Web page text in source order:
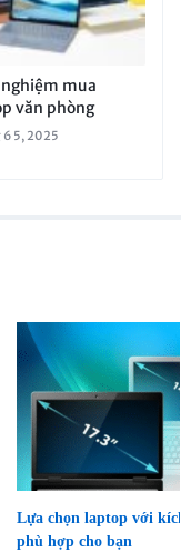
mua
văn phòng
6 5, 2025
Lựa chọn laptop với
phù hợp cho bạn